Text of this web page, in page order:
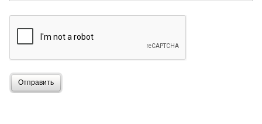
Отправить